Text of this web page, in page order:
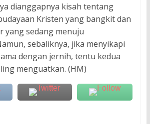
dianggapnya kisah tentang
Kristen yang bangkit dan
yang sedang menuju
sebaliknya, jika menyikapi
dengan jernih, tentu kedua
menguatkan. (HM)